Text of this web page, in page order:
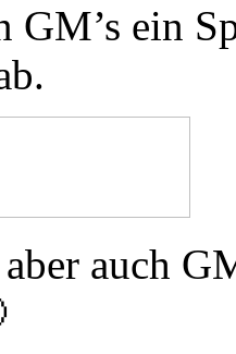
GM’s ein
auch